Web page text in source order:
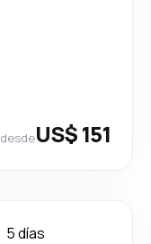
desdeUS$ 151
5 días